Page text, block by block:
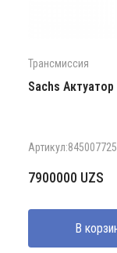
Трансмиссия
Sachs
7900000 UZS
В